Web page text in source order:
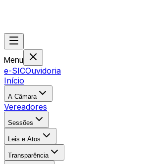
Menu
e-SICOuvidoria
Início
A Câmara
Vereadores
Sessões
Leis e Atos
Transparência